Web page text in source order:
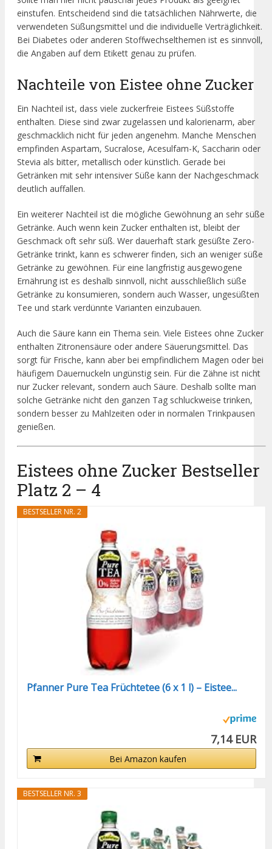
einstufen. Entscheidend sind die tatsächlichen Nährwerte, die
verwendeten Süßungsmittel und die individuelle Verträglichkeit.
Bei Diabetes oder anderen Stoffwechselthemen ist es sinnvoll,
die Angaben auf dem Etikett genau zu prüfen.
Nachteile von Eistee ohne Zucker
Ein Nachteil ist, dass viele zuckerfreie Eistees Süßstoffe
enthalten. Diese sind zwar zugelassen und kalorienarm, aber
geschmacklich nicht für jeden angenehm. Manche Menschen
empfinden Aspartam, Sucralose, Acesulfam-K, Saccharin oder
Stevia als bitter, metallisch oder künstlich. Gerade bei
Getränken mit sehr intensiver Süße kann der Nachgeschmack
deutlich auffallen.
Ein weiterer Nachteil ist die mögliche Gewöhnung an sehr süße
Getränke. Auch wenn kein Zucker enthalten ist, bleibt der
Geschmack oft sehr süß. Wer dauerhaft stark gesüßte Zero-
Getränke trinkt, kann es schwerer finden, sich an weniger süße
Getränke zu gewöhnen. Für eine langfristig ausgewogene
Ernährung ist es deshalb sinnvoll, nicht ausschließlich süße
Getränke zu konsumieren, sondern auch Wasser, ungesüßten
Tee und stark verdünnte Varianten einzubauen.
Auch die Säure kann ein Thema sein. Viele Eistees ohne Zucker
enthalten Zitronensäure oder andere Säuerungsmittel. Das
sorgt für Frische, kann aber bei empfindlichem Magen oder bei
häufigem Dauernuckeln ungünstig sein. Für die Zähne ist nicht
nur Zucker relevant, sondern auch Säure. Deshalb sollte man
solche Getränke nicht den ganzen Tag schluckweise trinken,
sondern besser zu Mahlzeiten oder in normalen Trinkpausen
genießen.
Eistees ohne Zucker Bestseller
Platz 2 – 4
BESTSELLER NR. 2
Pfanner Pure Tea Früchtetee (6 x 1 l) – Eistee...
7,14 EUR
Bei Amazon kaufen
BESTSELLER NR. 3